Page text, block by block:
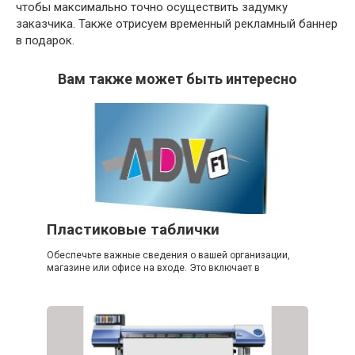
чтобы максимально точно осуществить задумку
заказчика. Также отрисуем временный рекламный баннер
в подарок.
Вам также может быть интересно
Пластиковые таблички
Обеспечьте важные сведения о вашей организации,
магазине или офисе на входе. Это включает в